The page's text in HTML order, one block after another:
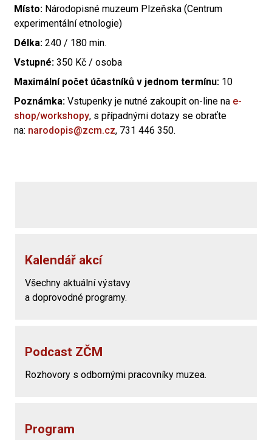
Místo: Národopisné muzeum Plzeňska (Centrum
experimentální etnologie)
Délka: 240 / 180 min.
Vstupné: 350 Kč / osoba
Maximální počet účastníků v jednom termínu: 10
Poznámka: Vstupenky je nutné zakoupit on-line na e-
shop/workshopy, s případnými dotazy se obraťte
na: narodopis@zcm.cz, 731 446 350.
Kalendář akcí
Všechny aktuální výstavy
a doprovodné programy.
Podcast ZČM
Rozhovory s odbornými pracovníky muzea.
Program